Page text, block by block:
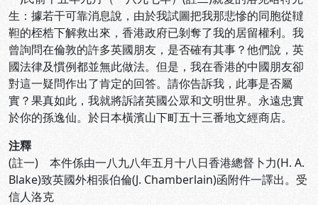
生：據若干可靠消息說，由於我試圖把我那悲慘的同胞從韃
靼的桎梏下解救出來，香港政府已剝奪了我的居留權利。我
曾詢問在倫敦的許多英國朋友，是否確有其事？他們說，英
國法律及慣例都並無此做法。但是，我在香港的中國朋友卻
對這一疑問作出了肯定的回答。請你告訴我，此事是否屬
實？果真如此，我就將訴諸英國公眾和文明世界。永遠忠實
於你的孫逸仙。於日本橫濱山下町五十三番地文經商店。
注釋
(註一) 本件係由一八九八年五月十八日香港總督卜力(H. A.
Blake)致英國外相張伯倫(J. Chamberlain)函附件一譯出。受
信人洛克